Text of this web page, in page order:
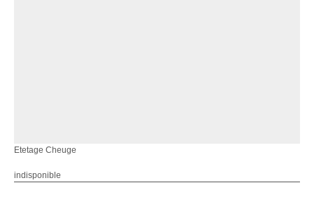
Etetage Cheuge
indisponible